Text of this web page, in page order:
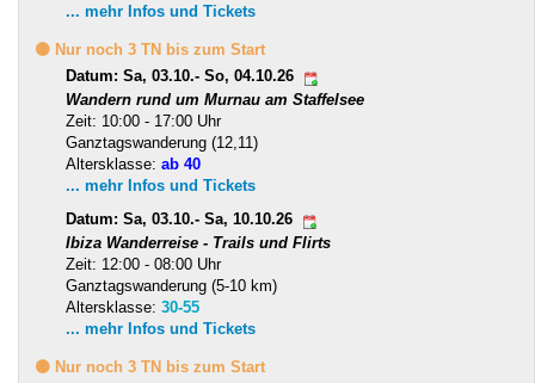
... mehr Infos und Tickets
🟡 Nur noch 3 TN bis zum Start
Datum: Sa, 03.10.- So, 04.10.26
Wandern rund um Murnau am Staffelsee
Zeit: 10:00 - 17:00 Uhr
Ganztagswanderung (12,11)
Altersklasse: ab 40
... mehr Infos und Tickets
Datum: Sa, 03.10.- Sa, 10.10.26
Ibiza Wanderreise - Trails und Flirts
Zeit: 12:00 - 08:00 Uhr
Ganztagswanderung (5-10 km)
Altersklasse: 30-55
... mehr Infos und Tickets
🟡 Nur noch 3 TN bis zum Start